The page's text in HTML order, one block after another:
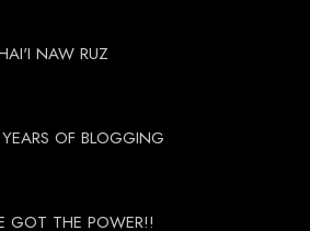
NAW RUZ
OF BLOGGING
GOT THE POWER!!